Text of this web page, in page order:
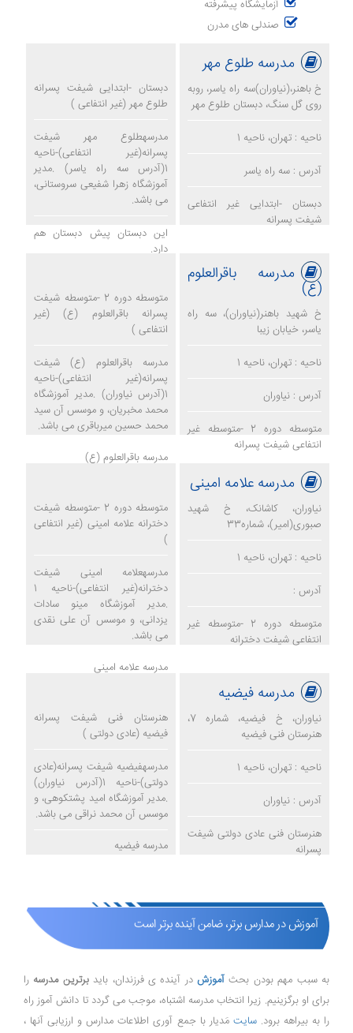
آزمایشگاه پیشرفته
صندلی های مدرن
مدرسه طلوع مهر
خ باهنر،(نیاوران)سه راه یاسر، روبه
روی گل سنگ، دبستان طلوع مهر
ناحیه : تهران، ناحیه 1
آدرس : سه راه یاسر
دبستان -ابتدایی غیر انتفاعی
شیفت پسرانه
دبستان -ابتدایی شیفت پسرانه
طلوع مهر (غیر انتفاعی )
مدرسهطلوع مهر شیفت
پسرانه(غیر انتفاعی)-ناحیه
1(آدرس سه راه یاسر) .مدیر
آموزشگاه زهرا شفیعی سروستانی،
می باشد.
این دبستان پیش دبستان هم
دارد.
مدرسه باقرالعلوم
(ع)
خ شهید باهنر(نیاوران)، سه راه
یاسر، خیابان زیبا
ناحیه : تهران، ناحیه 1
آدرس : نیاوران
متوسطه دوره 2 -متوسطه غیر
انتفاعی شیفت پسرانه
متوسطه دوره 2 -متوسطه شیفت
پسرانه باقرالعلوم (ع) (غیر
انتفاعی )
مدرسه باقرالعلوم (ع) شیفت
پسرانه(غیر انتفاعی)-ناحیه
1(آدرس نیاوران) .مدیر آموزشگاه
محمد مخبریان، و موسس آن سید
محمد حسین میرباقری می باشد.
مدرسه باقرالعلوم (ع)
مدرسه علامه امینی
نیاوران، کاشانک، خ شهید
صبوری(امیر)، شماره33
ناحیه : تهران، ناحیه 1
آدرس :
متوسطه دوره 2 -متوسطه غیر
انتفاعی شیفت دخترانه
متوسطه دوره 2 -متوسطه شیفت
دخترانه علامه امینی (غیر انتفاعی
)
مدرسهعلامه امینی شیفت
دخترانه(غیر انتفاعی)-ناحیه 1
.مدیر آموزشگاه مینو سادات
یزدانی، و موسس آن علی نقدی
می باشد.
مدرسه علامه امینی
مدرسه فیضیه
نیاوران، خ فیضیه، شماره 7،
هنرستان فنی فیضیه
ناحیه : تهران، ناحیه 1
آدرس : نیاوران
هنرستان فنی عادی دولتی شیفت
پسرانه
هنرستان فنی شیفت پسرانه
فیضیه (عادی دولتی )
مدرسهفیضیه شیفت پسرانه(عادی
دولتی)-ناحیه 1(آدرس نیاوران)
.مدیر آموزشگاه امید پشتکوهی، و
موسس آن محمد نراقی می باشد.
مدرسه فیضیه
آموزش در مدارس برتر، ضامن آینده برتر است
به سبب مهم بودن بحث آموزشدر آینده ی فرزندان، بایدبرترین مدرسه را
برای او برگزینیم. زیرا انتخاب مدرسه اشتباه، موجب می گردد تا دانش آموز راه
را به بیراهه برود.سایت مَدیار با جمع آوری اطلاعات مدارس و ارزیابی آنها ،